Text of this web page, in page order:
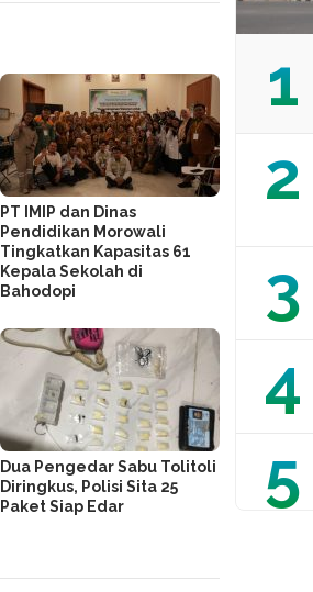
PT IMIP dan Dinas
Pendidikan Morowali
Tingkatkan Kapasitas 61
Kepala Sekolah di
Bahodopi
Dua Pengedar Sabu Tolitoli
Diringkus, Polisi Sita 25
Paket Siap Edar
1
2
3
4
5